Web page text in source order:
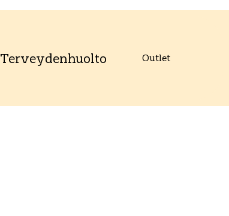
Terveydenhuolto Outlet